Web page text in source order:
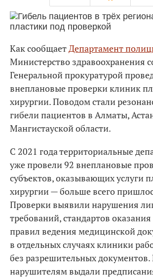
Как сообщаетДепартамент
Министерство здравоохранения
Генеральной прокуратурой
внеплановые проверки клиник
хирургии. Поводом стали
гибели пациентов в Алматы,
Мангистауской области.
С 2021 года территориальные
уже провели 92 внеплановые
субъектов, оказывающих услуги
хирургии — больше всего
Проверки выявили нарушения
требований, стандартов
правил ведения медицинской
в отдельных случаях клиники
без разрешительных
нарушителям выдали